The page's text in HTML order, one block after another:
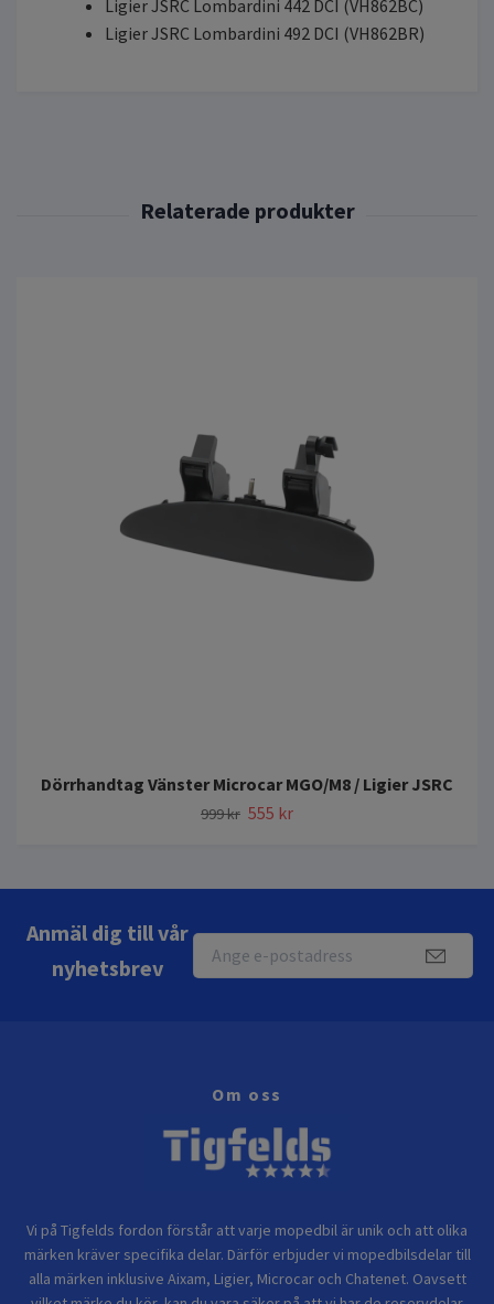
Ligier JSRC Lombardini 442 DCI (VH862BC)
Ligier JSRC Lombardini 492 DCI (VH862BR)
Dörrhandtag Vänster Microcar MGO/M8 / Ligier JSRC
999 kr 555 kr
Anmäl dig till vår
nyhetsbrev
Om oss
Vi på Tigfelds fordon förstår att varje mopedbil är unik och att olika
märken kräver specifika delar. Därför erbjuder vi mopedbilsdelar till
alla märken inklusive Aixam, Ligier, Microcar och Chatenet. Oavsett